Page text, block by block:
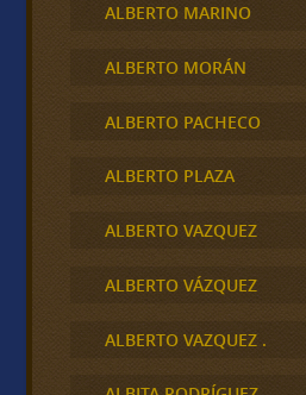
ALBERTO MARINO
ALBERTO MORÁN
ALBERTO PACHECO
ALBERTO PLAZA
ALBERTO VAZQUEZ
ALBERTO VÁZQUEZ
ALBERTO VAZQUEZ .